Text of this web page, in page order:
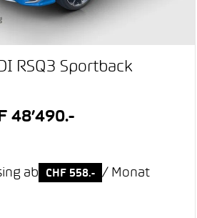
RSQ3 Sportback
48’490.-
ab CHF 558.- / Monat